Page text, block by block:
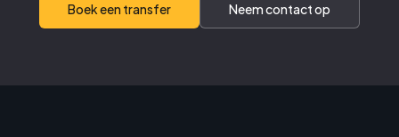
Boek een transfer Neem contact op